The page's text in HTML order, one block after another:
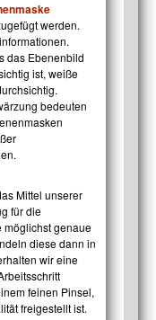
werden.
das Ebenenbild
ist, weiße
bedeuten
Mittel unserer
für die
möglichst genaue
diese dann in
wir eine
feinen Pinsel,
freigestellt ist.